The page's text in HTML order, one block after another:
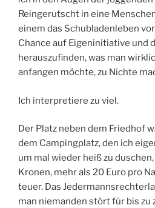
Reingerutscht in eine
einem das Schubladenleben
Chance auf Eigeninitiative und
herauszufinden, was man
anfangen möchte, zu Nichte
Ich interpretiere zu viel.
Der Platz neben dem Friedhof
dem Campingplatz, den ich
um mal wieder heiß zu
Kronen, mehr als 20 Euro pro
teuer. Das
man niemanden stört für bis zu